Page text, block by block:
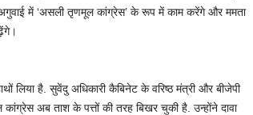
में ‘असली तृणमूल कांग्रेस’ के रूप में काम करेंगे और ममता
लिया है. सुवेंदु अधिकारी कैबिनेट के वरिष्ठ मंत्री और बीजेपी
अब ताश के पत्तों की तरह बिखर चुकी है. उन्होंने दावा